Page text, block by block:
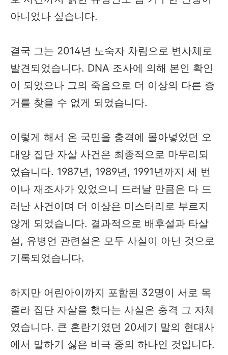
아니었나 싶습니다.
결국 그는 2014년 노숙자 차림으로 변사체로
발견되었습니다. DNA 조사에 의해 본인 확인
이 되었으나 그의 죽음으로 더 이상의 다른 증
거를 찾을 수 없게 되었습니다.
이렇게 해서 온 국민을 충격에 몰아넣었던 오
대양 집단 자살 사건은 최종적으로 마무리되
었습니다. 1987년, 1989년, 1991년까지 세 번
이나 재조사가 있었으니 드러날 만큼은 다 드
러난 사건이며 더 이상은 미스터리로 부르지
않게 되었습니다. 결과적으로 배후설과 타살
설, 유병언 관련설은 모두 사실이 아닌 것으로
기록되었습니다.
하지만 어린아이까지 포함된 32명이 서로 목
졸라 집단 자살을 했다는 사실은 충격 그 자체
였습니다. 큰 혼란기였던 20세기 말의 현대사
에서 말하기 싫은 비극 중의 하나인 것입니다.